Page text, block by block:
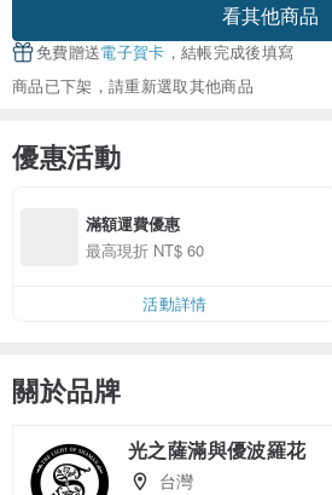
看其他商品
免費贈送電子賀卡 ，結帳完成後填寫
商品已下架，請重新選取其他商品
優惠活動
滿額運費優惠
最高現折 NT$ 60
活動詳情
關於品牌
光之薩滿與優波羅花
台灣